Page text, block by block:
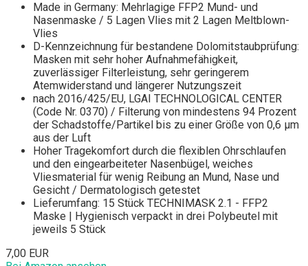
Made in Germany: Mehrlagige FFP2 Mund- und
Nasenmaske / 5 Lagen Vlies mit 2 Lagen Meltblown-
Vlies
D-Kennzeichnung für bestandene Dolomitstaubprüfung:
Masken mit sehr hoher Aufnahmefähigkeit,
zuverlässiger Filterleistung, sehr geringerem
Atemwiderstand und längerer Nutzungszeit
nach 2016/425/EU, LGAI TECHNOLOGICAL CENTER
(Code Nr. 0370) / Filterung von mindestens 94 Prozent
der Schadstoffe/Partikel bis zu einer Größe von 0,6 μm
aus der Luft
Hoher Tragekomfort durch die flexiblen Ohrschlaufen
und den eingearbeiteter Nasenbügel, weiches
Vliesmaterial für wenig Reibung an Mund, Nase und
Gesicht / Dermatologisch getestet
Lieferumfang: 15 Stück TECHNIMASK 2.1 - FFP2
Maske | Hygienisch verpackt in drei Polybeutel mit
jeweils 5 Stück
7,00 EUR